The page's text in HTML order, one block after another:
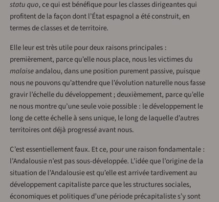
statu quo, ce qui est bénéfique pour les classes dirigeantes qui
profitent de la façon dont l’État espagnol a été construit, en
termes de classes et de territoire.
Elle leur est très utile pour deux raisons principales :
premièrement, parce qu’elle nous place, nous les victimes du
malaiseandalou, dans une position purement passive, puisque
nous ne pouvons qu’attendre que l’évolution naturelle nous fasse
gravir l’échelle du développement ; deuxièmement, parce qu’elle
ne nous montre qu’une seule voie possible : le développement le
long de cette échelle à sens unique, le long de laquelle d’autres
territoires ont déjà progressé avant nous.
C’est essentiellement faux. Et ce, pour une raison fondamentale :
l’Andalousie n’est pas sous-développée. L’idée que l’origine de la
situation de l’Andalousie est qu’elle est arrivée tardivement au
développement capitaliste parce que les structures sociales,
économiques et politiques d’une période précapitaliste s’y sont